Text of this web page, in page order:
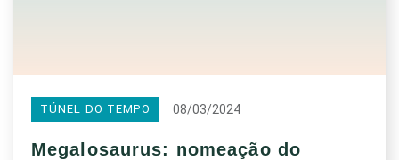
TÚNEL DO TEMPO 08/03/2024
Megalosaurus: nomeação do